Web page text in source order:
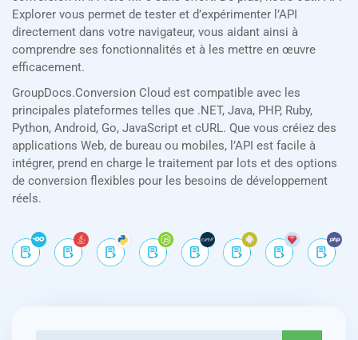
Explorer vous permet de tester et d’expérimenter l’API
directement dans votre navigateur, vous aidant ainsi à
comprendre ses fonctionnalités et à les mettre en œuvre
efficacement.
GroupDocs.Conversion Cloud est compatible avec les
principales plateformes telles que .NET, Java, PHP, Ruby,
Python, Android, Go, JavaScript et cURL. Que vous créiez des
applications Web, de bureau ou mobiles, l’API est facile à
intégrer, prend en charge le traitement par lots et des options
de conversion flexibles pour les besoins de développement
réels.